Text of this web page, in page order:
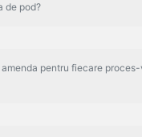
de pod?
pentru fiecare